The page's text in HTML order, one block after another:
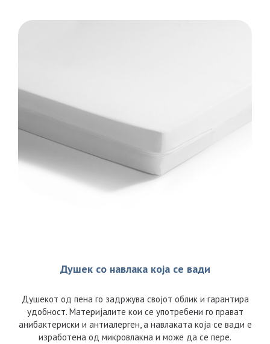
Душек со навлака која се вади
Душекот од пена го задржува својот облик и гарантира
удобност. Материјалите кои се употребени го прават
анибактериски и антиалерген, а навлаката која се вади е
изработена од микровлакна и може да се пере.